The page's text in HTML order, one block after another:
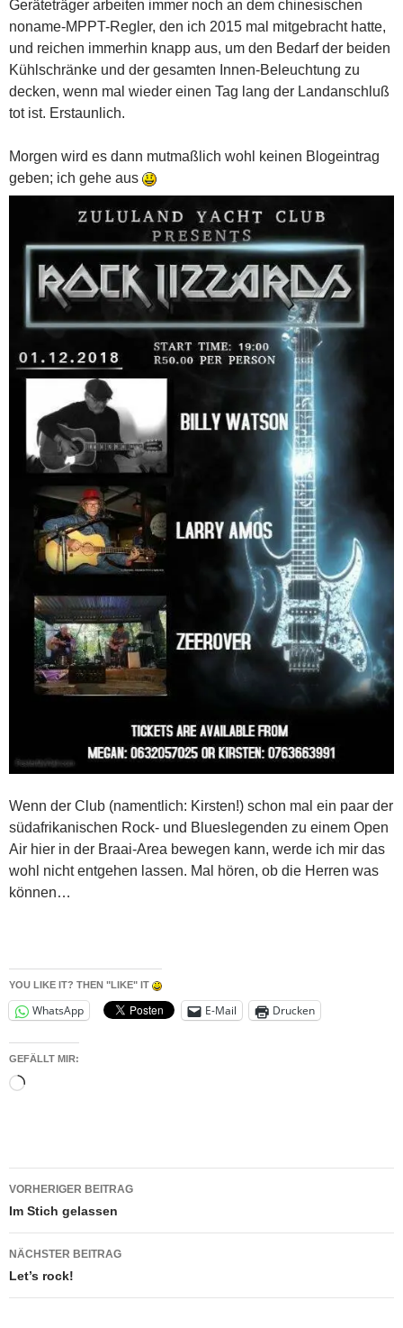
Geräteträger arbeiten immer noch an dem chinesischen
noname-MPPT-Regler, den ich 2015 mal mitgebracht hatte,
und reichen immerhin knapp aus, um den Bedarf der beiden
Kühlschränke und der gesamten Innen-Beleuchtung zu
decken, wenn mal wieder einen Tag lang der Landanschluß
tot ist. Erstaunlich.
Morgen wird es dann mutmaßlich wohl keinen Blogeintrag
geben; ich gehe aus
Wenn der Club (namentlich: Kirsten!) schon mal ein paar der
südafrikanischen Rock- und Blueslegenden zu einem Open
Air hier in der Braai-Area bewegen kann, werde ich mir das
wohl nicht entgehen lassen. Mal hören, ob die Herren was
können…
YOU LIKE IT? THEN "LIKE" IT
WhatsApp E-Mail Drucken
GEFÄLLT MIR:
Wird
Beitragsnavigation
VORHERIGER BEITRAG
Im Stich gelassen
NÄCHSTER BEITRAG
Let’s rock!